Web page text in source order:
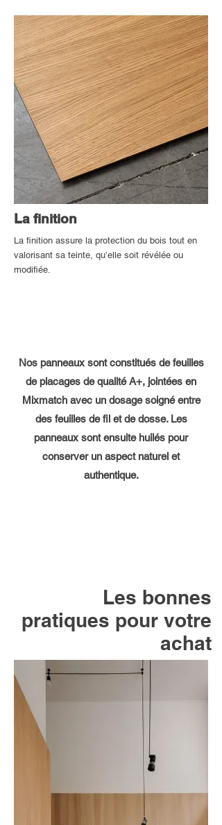
La finition
La finition assure la protection du bois tout en
valorisant sa teinte, qu’elle soit révélée ou
modifiée.
Nos panneaux sont constitués de feuilles
de placages de qualité A+, jointées en
Mixmatch avec un dosage soigné entre
des feuilles de fil et de dosse. Les
panneaux sont ensuite huilés pour
conserver un aspect naturel et
authentique.
Les bonnes
pratiques pour votre
achat